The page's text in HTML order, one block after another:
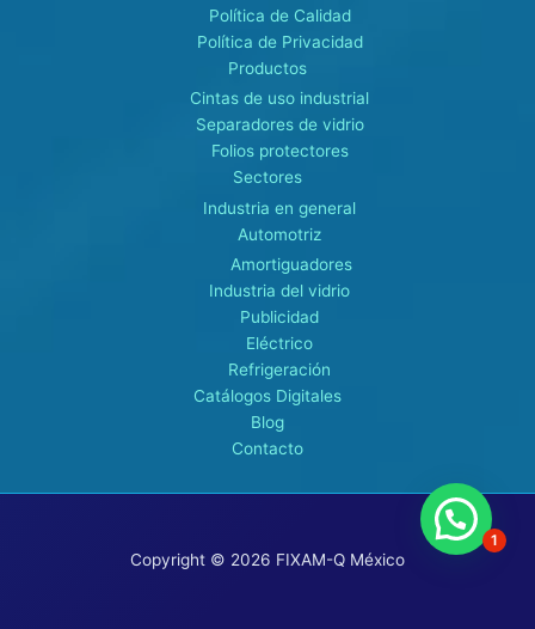
Política de Calidad
Política de Privacidad
Productos
Cintas de uso industrial
Separadores de vidrio
Folios protectores
Sectores
Industria en general
Automotriz
Amortiguadores
Industria del vidrio
Publicidad
Eléctrico
Refrigeración
Catálogos Digitales
Blog
Contacto
Copyright © 2026 FIXAM-Q México
1